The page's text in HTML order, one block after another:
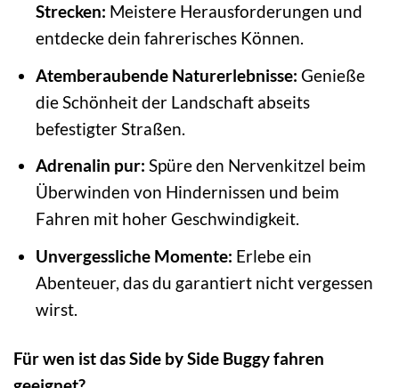
Strecken: Meistere Herausforderungen und
entdecke dein fahrerisches Können.
Atemberaubende Naturerlebnisse: Genieße
die Schönheit der Landschaft abseits
befestigter Straßen.
Adrenalin pur: Spüre den Nervenkitzel beim
Überwinden von Hindernissen und beim
Fahren mit hoher Geschwindigkeit.
Unvergessliche Momente: Erlebe ein
Abenteuer, das du garantiert nicht vergessen
wirst.
Für wen ist das Side by Side Buggy fahren